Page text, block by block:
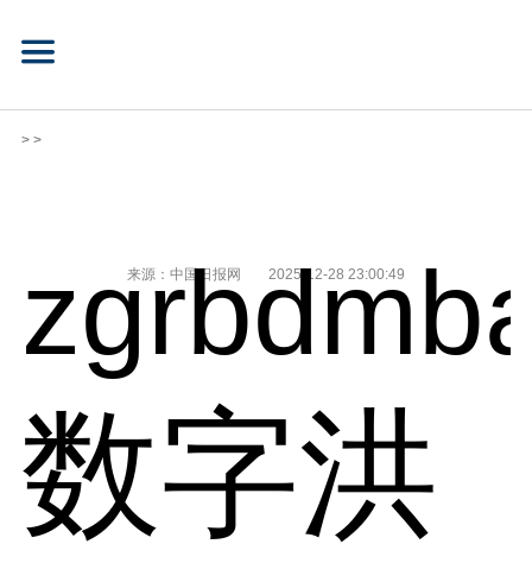
> >
来源：中国日报网 2025-12-28 23:00:49
数字洪